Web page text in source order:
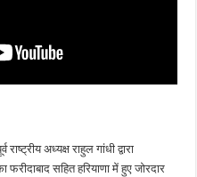
अध्यक्ष राहुल गांधी द्वारा
फरीदाबाद सहित हरियाणा में हुए जोरदार